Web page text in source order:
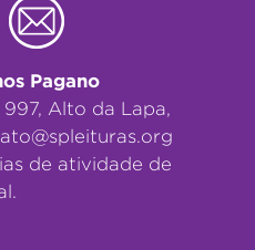
Pagano
997, Alto da Lapa,
de atividade de